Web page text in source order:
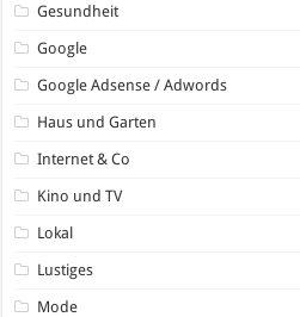
Gesundheit
Google
Google Adsense / Adwords
Haus und Garten
Internet & Co
Kino und TV
Lokal
Lustiges
Mode